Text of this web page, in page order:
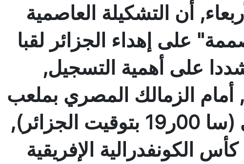
أن التشكيلة العاصمية
على إهداء الجزائر لقبا
على أهمية التسجيل,
أمام الزمالك المصري بملعب
القاهرة الدولي (سا 00ر19 بتوقيت الجزائر),
الكونفدرالية الإفريقية